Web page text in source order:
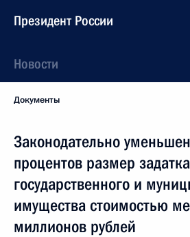
Президент России
Новости
Документы
Законодательно
процентов размер
государственного и
имущества стоимостью
миллионов рублей